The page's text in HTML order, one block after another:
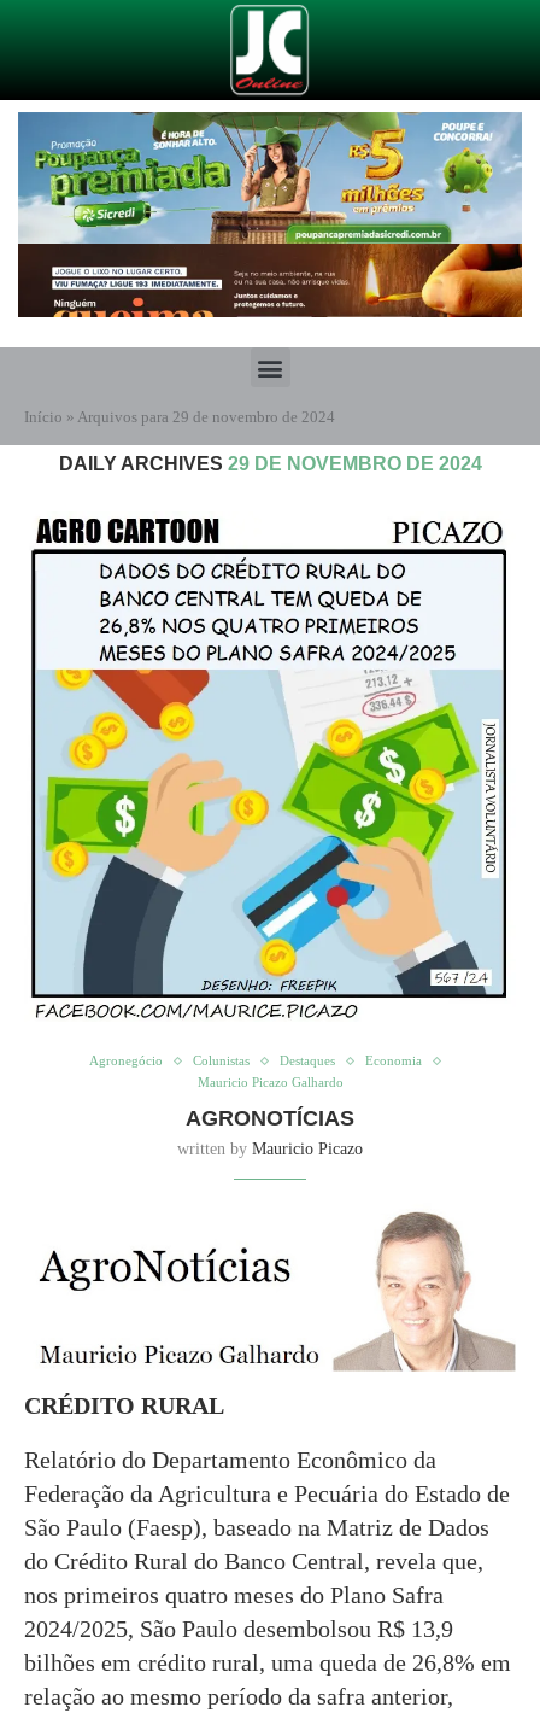
Início » Arquivos para 29 de novembro de 2024
DAILY ARCHIVES 29 DE NOVEMBRO DE 2024
Agronegócio Colunistas Destaques
Economia
Mauricio Picazo Galhardo
AGRONOTÍCIAS
written by Mauricio Picazo
CRÉDITO RURAL
Relatório do Departamento Econômico da
Federação da Agricultura e Pecuária do Estado de
São Paulo (Faesp), baseado na Matriz de Dados
do Crédito Rural do Banco Central, revela que,
nos primeiros quatro meses do Plano Safra
2024/2025, São Paulo desembolsou R$ 13,9
bilhões em crédito rural, uma queda de 26,8% em
relação ao mesmo período da safra anterior,